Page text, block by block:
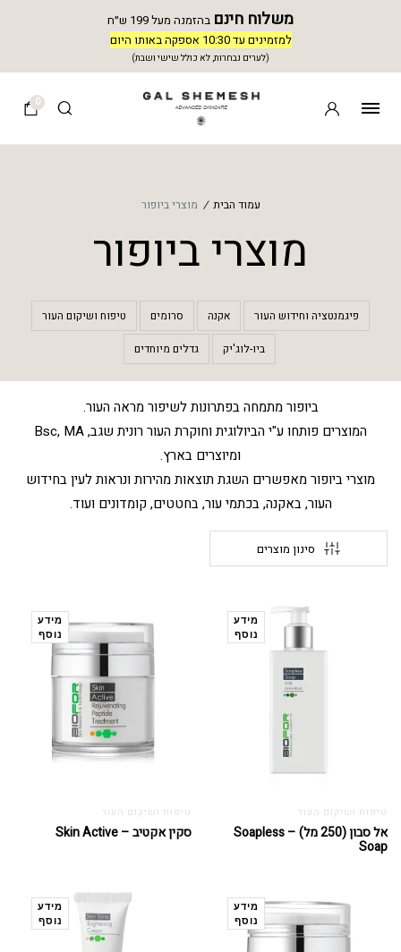
משלוח חינם בהזמנה מעל 199 ש״ח
למזמינים עד 10:30 אספקה באותו היום
(לערים נבחרות, לא כולל שישי ושבת)
0
עמוד הבית / מוצרי ביופור
מוצרי ביופור
פיגמנטציה וחידוש העור אקנה סרומים טיפוח ושיקום העור
ביו-לוג'יק גדלים מיוחדים
ביופור מתמחה בפתרונות לשיפור מראה העור.
המוצרים פותחו ע"י הביולוגית וחוקרת העור רונית שגב, Bsc, MA
ומיוצרים בארץ.
מוצרי ביופור מאפשרים השגת תוצאות מהירות ונראות לעין בחידוש
העור, באקנה, בכתמי עור, בחטטים, קומדונים ועוד.
סינון מוצרים
מידע
נוסף
טיפוח ושיקום העור
אל סבון (250 מל) – Soapless
Soap
מידע
נוסף
טיפוח ושיקום העור
סקין אקטיב – Skin Active
מידע
נוסף
מידע
נוסף